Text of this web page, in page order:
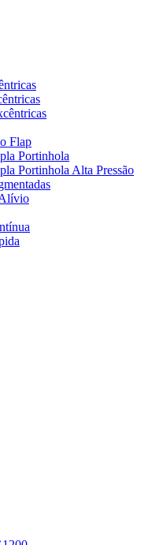
Flap
Portinhola
Portinhola Alta Pressão